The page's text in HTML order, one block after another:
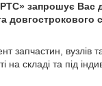
запрошує Вас
довгострокового
запчастин, вузлів
на складі та під